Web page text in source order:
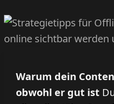
Warum dein
obwohl er gut ist